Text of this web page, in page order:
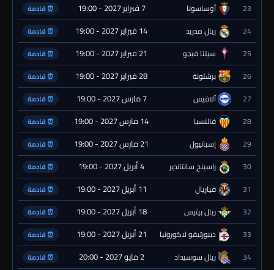
23 أوساسونا 7 فبراير 2027 - 19:00 ⏰ قادمة
24 ريال مدريد 14 فبراير 2027 - 19:00 ⏰ قادمة
25 سيلتا فيجو 21 فبراير 2027 - 19:00 ⏰ قادمة
26 برشلونة 28 فبراير 2027 - 19:00 ⏰ قادمة
27 ألافيس 7 مارس 2027 - 19:00 ⏰ قادمة
28 فالنسيا 14 مارس 2027 - 19:00 ⏰ قادمة
29 إسبانيول 21 مارس 2027 - 19:00 ⏰ قادمة
30 راسينج سانتاندير 4 أبريل 2027 - 19:00 ⏰ قادمة
31 فياريال 11 أبريل 2027 - 19:00 ⏰ قادمة
32 ريال بيتيس 18 أبريل 2027 - 19:00 ⏰ قادمة
33 ديبورتيفو لاكورونيا 21 أبريل 2027 - 19:00 ⏰ قادمة
34 ريال سوسيداد 2 مايو 2027 - 20:00 ⏰ قادمة